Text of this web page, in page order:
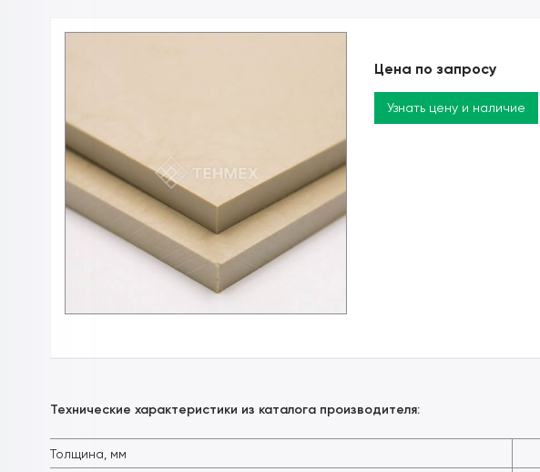
Цена по запросу
Узнать цену и наличие
Технические характеристики из каталога производителя:
Толщина, мм